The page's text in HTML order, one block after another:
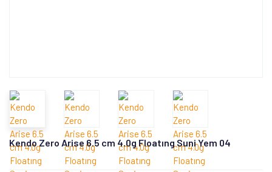
Kendo Zero Arise 6.5 cm 4.0g Floatıng Suni Yem 04